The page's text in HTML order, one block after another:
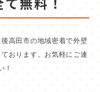
高田市の地域密着で外壁
おります。お気軽にご連
！